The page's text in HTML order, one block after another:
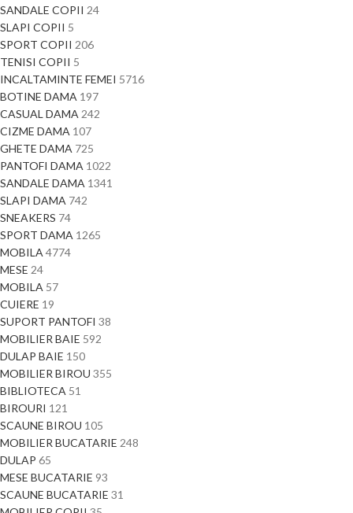
SANDALE COPII 24
SLAPI COPII 5
SPORT COPII 206
TENISI COPII 5
INCALTAMINTE FEMEI 5716
BOTINE DAMA 197
CASUAL DAMA 242
CIZME DAMA 107
GHETE DAMA 725
PANTOFI DAMA 1022
SANDALE DAMA 1341
SLAPI DAMA 742
SNEAKERS 74
SPORT DAMA 1265
MOBILA 4774
MESE 24
MOBILA 57
CUIERE 19
SUPORT PANTOFI 38
MOBILIER BAIE 592
DULAP BAIE 150
MOBILIER BIROU 355
BIBLIOTECA 51
BIROURI 121
SCAUNE BIROU 105
MOBILIER BUCATARIE 248
DULAP 65
MESE BUCATARIE 93
SCAUNE BUCATARIE 31